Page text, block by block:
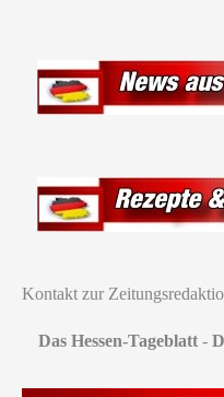
Kontakt zur
Das Hessen-Tageblatt -